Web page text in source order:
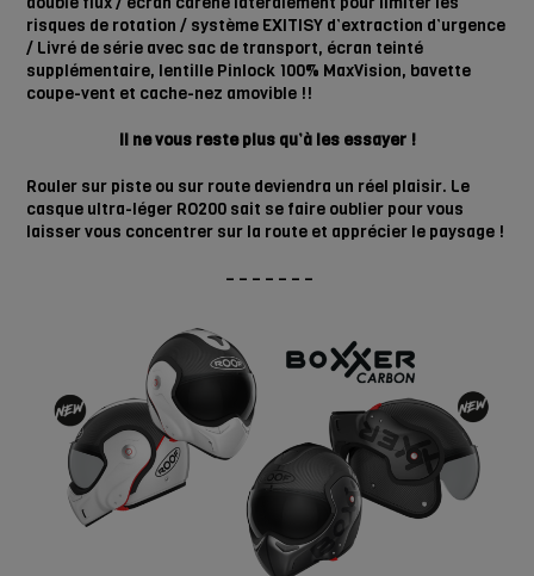
risques de rotation / système EXITISY d’extraction d’urgence
/ Livré de série avec sac de transport, écran teinté
supplémentaire, lentille Pinlock 100% MaxVision, bavette
coupe-vent et cache-nez amovible !!
Il ne vous reste plus qu’à les essayer !
Rouler sur piste ou sur route deviendra un réel plaisir. Le
casque ultra-léger RO200 sait se faire oublier pour vous
laisser vous concentrer sur la route et apprécier le paysage !
– – – – – – –